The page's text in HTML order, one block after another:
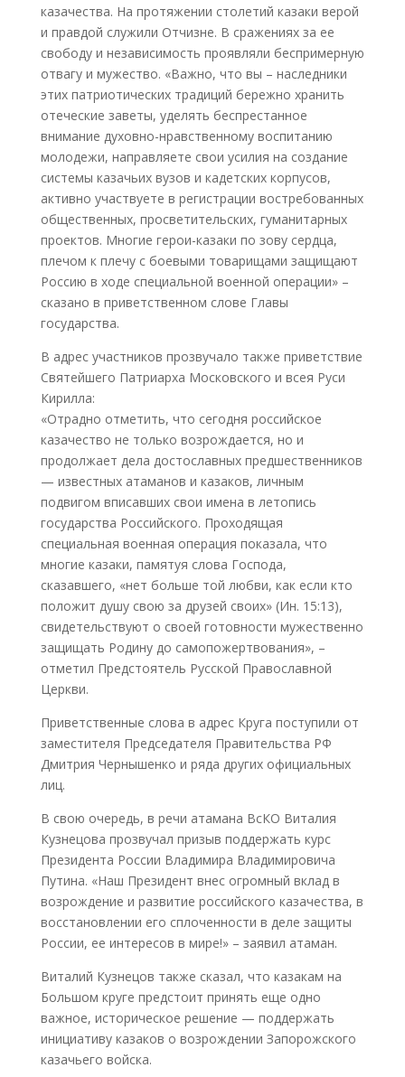
казачества. На протяжении столетий казаки верой
и правдой служили Отчизне. В сражениях за ее
свободу и независимость проявляли беспримерную
отвагу и мужество. «Важно, что вы – наследники
этих патриотических традиций бережно хранить
отеческие заветы, уделять беспрестанное
внимание духовно-нравственному воспитанию
молодежи, направляете свои усилия на создание
системы казачьих вузов и кадетских корпусов,
активно участвуете в регистрации востребованных
общественных, просветительских, гуманитарных
проектов. Многие герои-казаки по зову сердца,
плечом к плечу с боевыми товарищами защищают
Россию в ходе специальной военной операции» –
сказано в приветственном слове Главы
государства.
В адрес участников прозвучало также приветствие
Святейшего Патриарха Московского и всея Руси
Кирилла:
«Отрадно отметить, что сегодня российское
казачество не только возрождается, но и
продолжает дела достославных предшественников
— известных атаманов и казаков, личным
подвигом вписавших свои имена в летопись
государства Российского. Проходящая
специальная военная операция показала, что
многие казаки, памятуя слова Господа,
сказавшего, «нет больше той любви, как если кто
положит душу свою за друзей своих» (Ин. 15:13),
свидетельствуют о своей готовности мужественно
защищать Родину до самопожертвования», –
отметил Предстоятель Русской Православной
Церкви.
Приветственные слова в адрес Круга поступили от
заместителя Председателя Правительства РФ
Дмитрия Чернышенко и ряда других официальных
лиц.
В свою очередь, в речи атамана ВсКО Виталия
Кузнецова прозвучал призыв поддержать курс
Президента России Владимира Владимировича
Путина. «Наш Президент внес огромный вклад в
возрождение и развитие российского казачества, в
восстановлении его сплоченности в деле защиты
России, ее интересов в мире!» – заявил атаман.
Виталий Кузнецов также сказал, что казакам на
Большом круге предстоит принять еще одно
важное, историческое решение — поддержать
инициативу казаков о возрождении Запорожского
казачьего войска.